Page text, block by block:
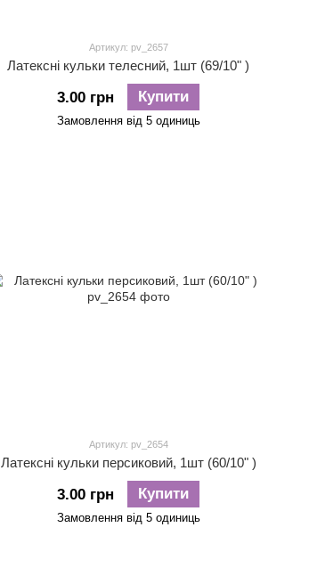
Артикул: pv_2657
Латексні кульки телесний, 1шт (69/10" )
3.00 грн Купити
Замовлення від 5 одиниць
Артикул: pv_2654
Латексні кульки персиковий, 1шт (60/10" )
3.00 грн Купити
Замовлення від 5 одиниць